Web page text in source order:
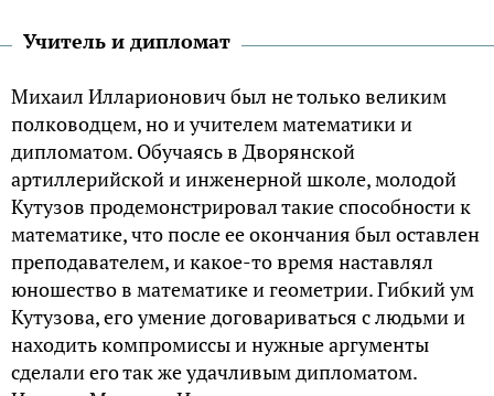
Учитель и дипломат
Михаил Илларионович был не только великим
полководцем, но и учителем математики и
дипломатом. Обучаясь в Дворянской
артиллерийской и инженерной школе, молодой
Кутузов продемонстрировал такие способности к
математике, что после ее окончания был оставлен
преподавателем, и какое-то время наставлял
юношество в математике и геометрии. Гибкий ум
Кутузова, его умение договариваться с людьми и
находить компромиссы и нужные аргументы
сделали его так же удачливым дипломатом.